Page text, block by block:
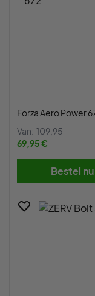
Forza Aero Power
Van: 109,95
69,95 €
Bestel nu